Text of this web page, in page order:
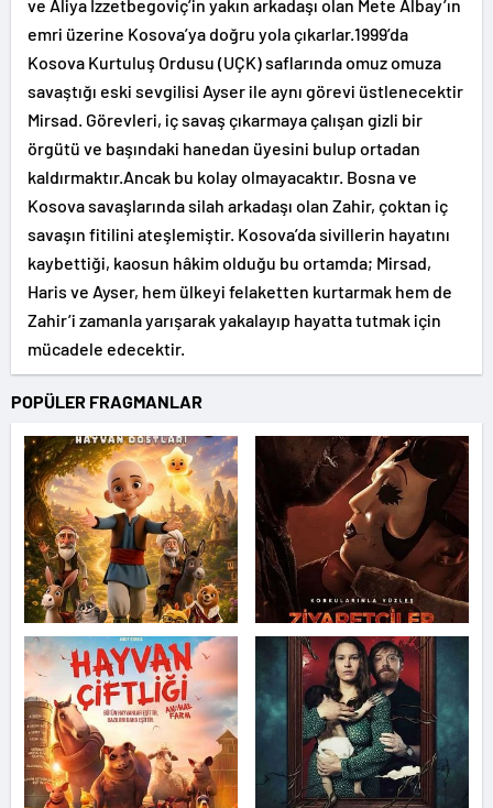
ve Aliya İzzetbegoviç’in yakın arkadaşı olan Mete Albay’ın
emri üzerine Kosova’ya doğru yola çıkarlar.1999’da
Kosova Kurtuluş Ordusu (UÇK) saflarında omuz omuza
savaştığı eski sevgilisi Ayser ile aynı görevi üstlenecektir
Mirsad. Görevleri, iç savaş çıkarmaya çalışan gizli bir
örgütü ve başındaki hanedan üyesini bulup ortadan
kaldırmaktır.Ancak bu kolay olmayacaktır. Bosna ve
Kosova savaşlarında silah arkadaşı olan Zahir, çoktan iç
savaşın fitilini ateşlemiştir. Kosova’da sivillerin hayatını
kaybettiği, kaosun hâkim olduğu bu ortamda; Mirsad,
Haris ve Ayser, hem ülkeyi felaketten kurtarmak hem de
Zahir’i zamanla yarışarak yakalayıp hayatta tutmak için
mücadele edecektir.
POPÜLER FRAGMANLAR